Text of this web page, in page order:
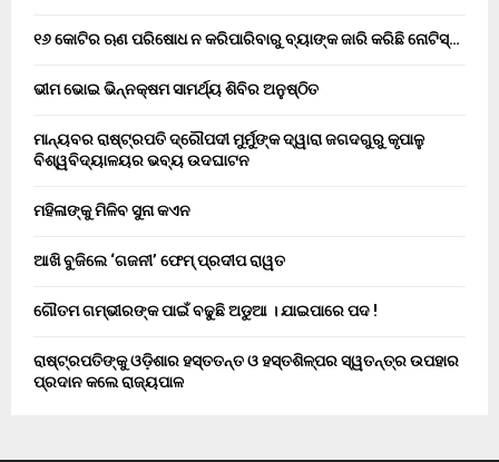
୧୬ କୋଟିର ଋଣ ପରିଷୋଧ ନ କରିପାରିବାରୁ ବ୍ୟାଙ୍କ ଜାରି କରିଛି ନୋଟିସ୍…
ଭୀମ ଭୋଇ ଭିନ୍ନକ୍ଷମ ସାମର୍ଥ୍ୟ ଶିବିର ଅନୁଷ୍ଠିତ
ମାନ୍ୟବର ରାଷ୍ଟ୍ରପତି ଦ୍ରୌପଦୀ ମୁର୍ମୁଙ୍କ ଦ୍ୱାରା ଜଗଦଗୁରୁ କୃପାଳୁ
ବିଶ୍ୱବିଦ୍ୟାଳୟର ଭବ୍ୟ ଉଦଘାଟନ
ମହିଳାଙ୍କୁ ମିଳିବ ସୁନା କଏନ
ଆଖି ବୁଜିଲେ ‘ଗଜନୀ’ ଫେମ୍ ପ୍ରଦୀପ ରାୱତ
ଗୌତମ ଗମ୍ଭୀରଙ୍କ ପାଇଁ ବଢୁଛି ଅଡୁଆ । ଯାଇପାରେ ପଦ !
ରାଷ୍ଟ୍ରପତିଙ୍କୁ ଓଡ଼ିଶାର ହସ୍ତତନ୍ତ ଓ ହସ୍ତଶିଳ୍ପର ସ୍ୱତନ୍ତ୍ର ଉପହାର
ପ୍ରଦାନ କଲେ ରାଜ୍ୟପାଳ